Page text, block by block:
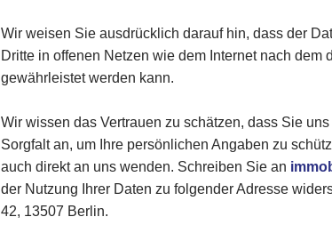
Wir weisen Sie ausdrücklich darauf hin, dass der
Dritte in offenen Netzen wie dem Internet nach
gewährleistet werden kann.
Wir wissen das Vertrauen zu schätzen, dass Sie
Sorgfalt an, um Ihre persönlichen Angaben zu
auch direkt an uns wenden. Schreiben Sie an
der Nutzung Ihrer Daten zu folgender Adresse
42, 13507 Berlin.